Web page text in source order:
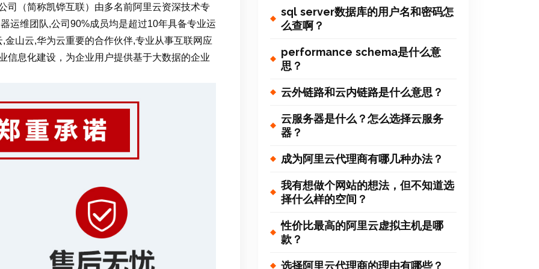
司（简称凯铧互联）由多名前阿里云资深技术专
运维团队,公司90%成员均是超过10年具备专业运
山云,华为云重要的合作伙伴,专业从事互联网应
信息化建设，为企业用户提供基于大数据的企业
sql server数据库的用户名和密码怎
么查啊？
performance schema是什么意
思？
云外链路和云内链路是什么意思？
云服务器是什么？怎么选择云服务
器？
成为阿里云代理商有哪几种办法？
我有想做个网站的想法，但不知道选
择什么样的空间？
性价比最高的阿里云虚拟主机是哪
款？
选择阿里云代理商的理由有哪些？